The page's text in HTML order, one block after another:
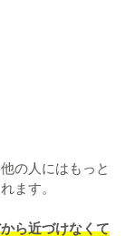
の人にはもっと
ます。
ら近づけなくて